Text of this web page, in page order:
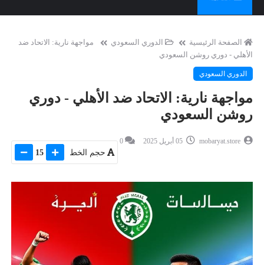
الصفحة الرئيسية الدوري السعودي
مواجهة نارية: الاتحاد ضد
الأهلي - دوري روشن السعودي
الدوري السعودي
مواجهة نارية: الاتحاد ضد الأهلي - دوري
روشن السعودي
mobaryat.store
0
حجم الخط 15